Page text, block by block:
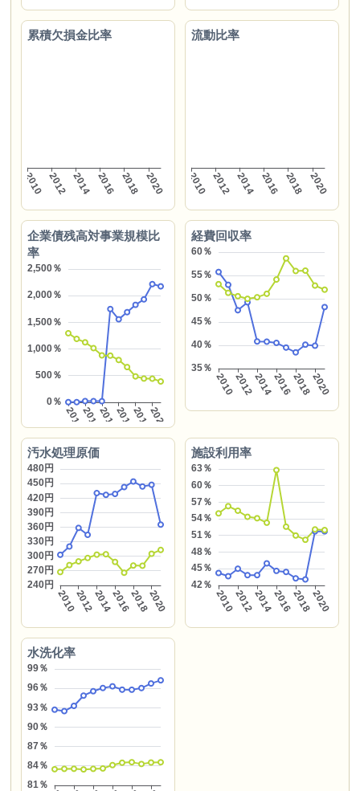
累積欠損金比率 流動比率
企業債残高対事業規模比
率
経費回収率
汚水処理原価 施設利用率
水洗化率